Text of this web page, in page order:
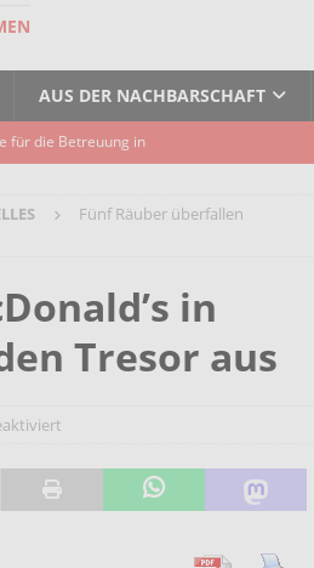
AUS DER NACHBARSCHAFT
für die Betreuung in
Singen ein!
AKTUELLES
an der Christuskirche in Rünthe
Letzte Plätze bei Stein- oder
Fünf Räuber überfallen
in
Tresor aus